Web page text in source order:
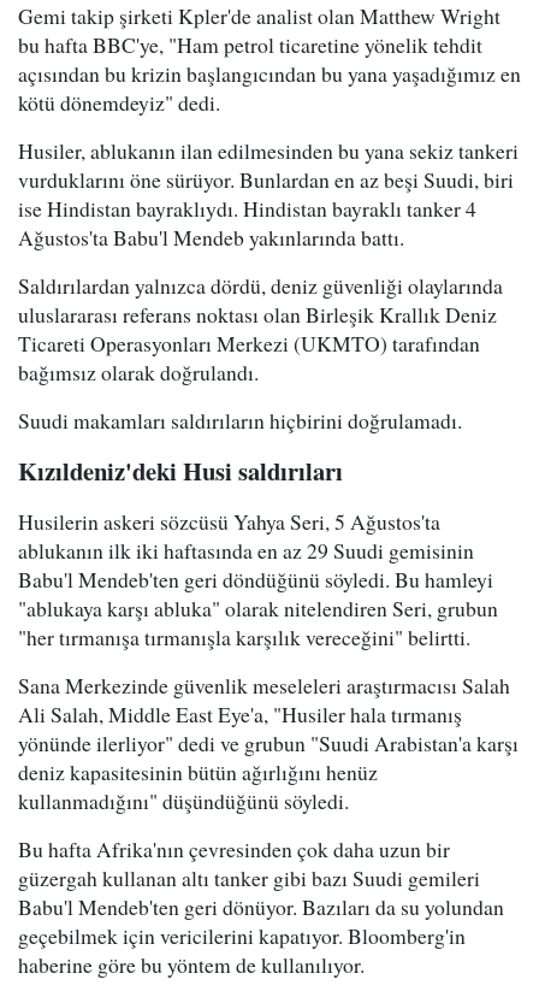
Gemi takip şirketi Kpler'de analist olan Matthew Wright
bu hafta BBC'ye, "Ham petrol ticaretine yönelik tehdit
açısından bu krizin başlangıcından bu yana yaşadığımız en
kötü dönemdeyiz" dedi.
Husiler, ablukanın ilan edilmesinden bu yana sekiz tankeri
vurduklarını öne sürüyor. Bunlardan en az beşi Suudi, biri
ise Hindistan bayraklıydı. Hindistan bayraklı tanker 4
Ağustos'ta Babu'l Mendeb yakınlarında battı.
Saldırılardan yalnızca dördü, deniz güvenliği olaylarında
uluslararası referans noktası olan Birleşik Krallık Deniz
Ticareti Operasyonları Merkezi (UKMTO) tarafından
bağımsız olarak doğrulandı.
Suudi makamları saldırıların hiçbirini doğrulamadı.
Kızıldeniz'deki Husi saldırıları
Husilerin askeri sözcüsü Yahya Seri, 5 Ağustos'ta
ablukanın ilk iki haftasında en az 29 Suudi gemisinin
Babu'l Mendeb'ten geri döndüğünü söyledi. Bu hamleyi
"ablukaya karşı abluka" olarak nitelendiren Seri, grubun
"her tırmanışa tırmanışla karşılık vereceğini" belirtti.
Sana Merkezinde güvenlik meseleleri araştırmacısı Salah
Ali Salah, Middle East Eye'a, "Husiler hala tırmanış
yönünde ilerliyor" dedi ve grubun "Suudi Arabistan'a karşı
deniz kapasitesinin bütün ağırlığını henüz
kullanmadığını" düşündüğünü söyledi.
Bu hafta Afrika'nın çevresinden çok daha uzun bir
güzergah kullanan altı tanker gibi bazı Suudi gemileri
Babu'l Mendeb'ten geri dönüyor. Bazıları da su yolundan
geçebilmek için vericilerini kapatıyor. Bloomberg'in
haberine göre bu yöntem de kullanılıyor.